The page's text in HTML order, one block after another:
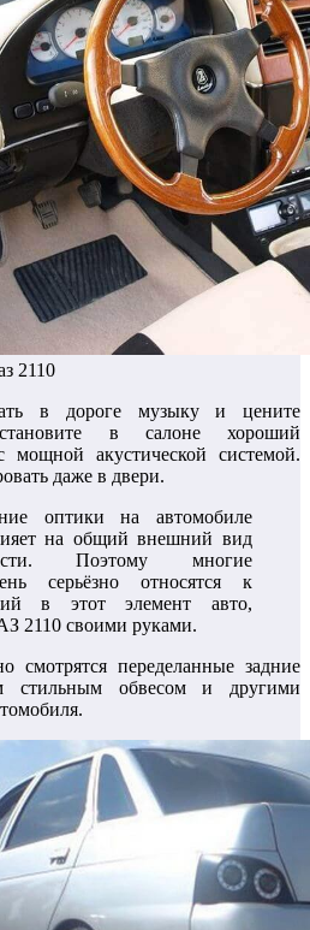
2110
в дороге музыку и цените
в салоне хороший
акустической системой.
даже в двери.
оптики на автомобиле
на общий внешний вид
Поэтому многие
серьёзно относятся к
в этот элемент авто,
2110 своими руками.
смотрятся переделанные задние
обвесом и другими